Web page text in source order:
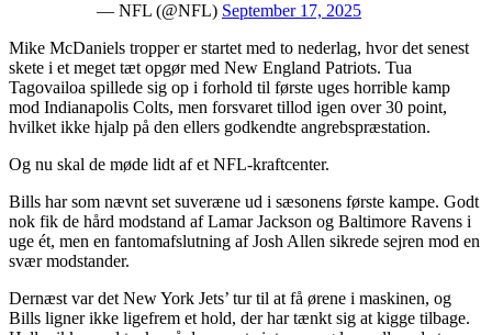
— NFL (@NFL) September 17, 2025
Mike McDaniels tropper er startet med to nederlag, hvor det senest
skete i et meget tæt opgør med New England Patriots. Tua
Tagovailoa spillede sig op i forhold til første uges horrible kamp
mod Indianapolis Colts, men forsvaret tillod igen over 30 point,
hvilket ikke hjalp på den ellers godkendte angrebspræstation.
Og nu skal de møde lidt af et NFL-kraftcenter.
Bills har som nævnt set suveræne ud i sæsonens første kampe. Godt
nok fik de hård modstand af Lamar Jackson og Baltimore Ravens i
uge ét, men en fantomafslutning af Josh Allen sikrede sejren mod en
svær modstander.
Dernæst var det New York Jets’ tur til at få ørene i maskinen, og
Bills ligner ikke ligefrem et hold, der har tænkt sig at kigge tilbage.